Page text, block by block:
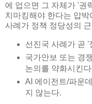
에 업으면 그 자체가 '권
치마킹해야 한다는 압
사례가 정책 정당성의
선진국 사례가 곧 '
국가안보 또는 경
논의를 약화시킨
AI 에이전트/파운
지 않는다.